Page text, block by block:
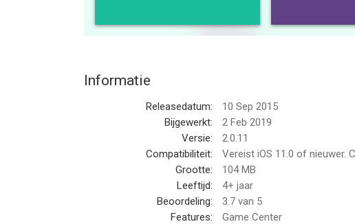
Informatie
Releasedatum:
10 Sep 2015
Bijgewerkt:
2 Feb 2019
Versie:
2.0.11
Compatibiliteit:
Vereist iOS 11.0 of nieuwer.
Grootte:
104 MB
Leeftijd:
4+ jaar
Beoordeling:
3.7 van 5
Features:
Game Center